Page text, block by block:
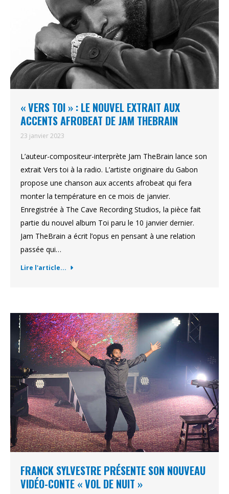
« VERS TOI » : LE NOUVEL EXTRAIT AUX
ACCENTS AFROBEAT DE JAM THEBRAIN
23 janvier 2023
L’auteur-compositeur-interprète Jam TheBrain lance son
extrait Vers toi à la radio. L’artiste originaire du Gabon
propose une chanson aux accents afrobeat qui fera
monter la température en ce mois de janvier.
Enregistrée à The Cave Recording Studios, la pièce fait
partie du nouvel album Toi paru le 10 janvier dernier.
Jam TheBrain a écrit l’opus en pensant à une relation
passée qui…
Lire l'article...
FRANCK SYLVESTRE PRÉSENTE SON NOUVEAU
VIDÉO-CONTE « VOL DE NUIT »